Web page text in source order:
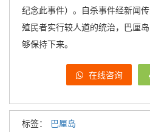
纪念此事件）。自杀事件经新闻
殖民者实行较人道的统治，巴厘
够保持下来。
在线咨询
标签： 巴厘岛